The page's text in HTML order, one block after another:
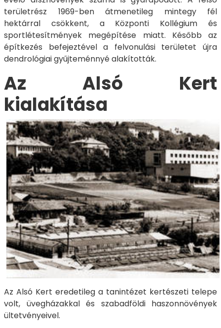
területrész 1969-ben átmenetileg mintegy fél
hektárral csökkent, a Központi Kollégium és
sportlétesítmények megépítése miatt. Később az
építkezés befejeztével a felvonulási területet újra
dendrológiai gyűjteménnyé alakították.
Az Alsó Kert
kialakítása
Az Alsó Kert eredetileg a tanintézet kertészeti telepe
volt, üvegházakkal és szabadföldi haszonnövények
ültetvényeivel.